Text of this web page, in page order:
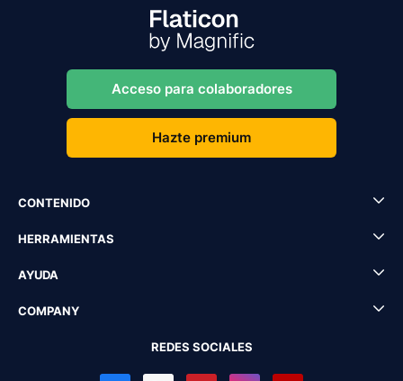
Acceso para colaboradores
Hazte premium
CONTENIDO
HERRAMIENTAS
AYUDA
COMPANY
REDES SOCIALES